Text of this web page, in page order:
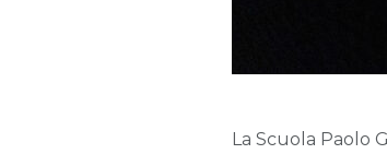
La Scuola Paolo